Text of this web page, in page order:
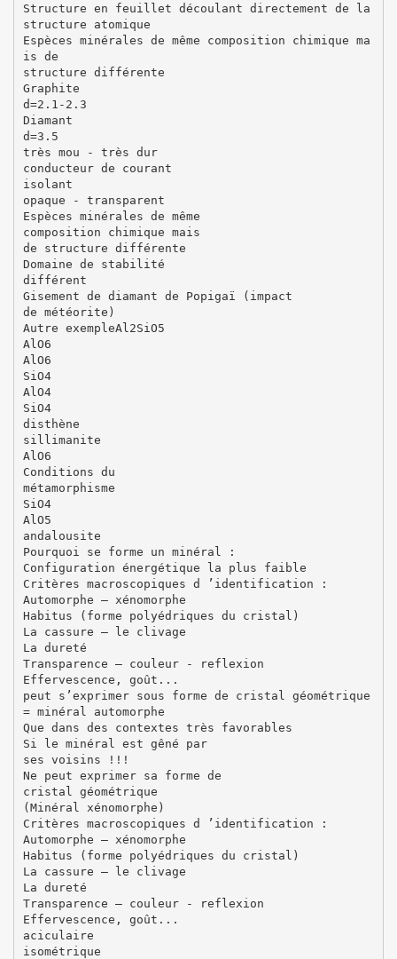
Structure en feuillet découlant directement de la
structure atomique
Espèces minérales de même composition chimique ma
is de
structure différente
Graphite
d=2.1-2.3
Diamant
d=3.5
très mou - très dur
conducteur de courant
isolant
opaque - transparent
Espèces minérales de même
composition chimique mais
de structure différente
Domaine de stabilité
différent
Gisement de diamant de Popigaï (impact
de météorite)
Autre exempleAl2SiO5
AlO6
AlO6
SiO4
AlO4
SiO4
disthène
sillimanite
AlO6
Conditions du
métamorphisme
SiO4
AlO5
andalousite
Pourquoi se forme un minéral :
Configuration énergétique la plus faible
Critères macroscopiques d ’identification :
Automorphe – xénomorphe
Habitus (forme polyédriques du cristal)
La cassure – le clivage
La dureté
Transparence – couleur - reflexion
Effervescence, goût...
peut s’exprimer sous forme de cristal géométrique
= minéral automorphe
Que dans des contextes très favorables
Si le minéral est gêné par
ses voisins !!!
Ne peut exprimer sa forme de
cristal géométrique
(Minéral xénomorphe)
Critères macroscopiques d ’identification :
Automorphe – xénomorphe
Habitus (forme polyédriques du cristal)
La cassure – le clivage
La dureté
Transparence – couleur - reflexion
Effervescence, goût...
aciculaire
isométrique